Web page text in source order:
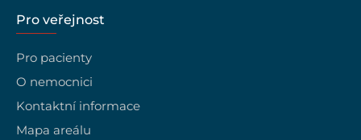
Pro veřejnost
Pro pacienty
O nemocnici
Kontaktní informace
Mapa areálu